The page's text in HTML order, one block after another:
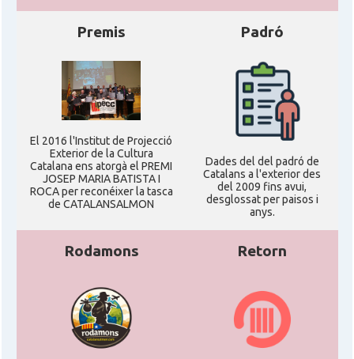
Premis
El 2016 l'Institut de Projecció
Exterior de la Cultura
Catalana ens atorgà el PREMI
JOSEP MARIA BATISTA I
ROCA per reconéixer la tasca
de CATALANSALMON
Padró
Dades del del padró de
Catalans a l'exterior des
del 2009 fins avui,
desglossat per paisos i
anys.
Rodamons Retorn